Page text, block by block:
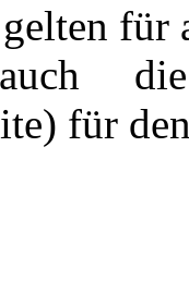
für
für